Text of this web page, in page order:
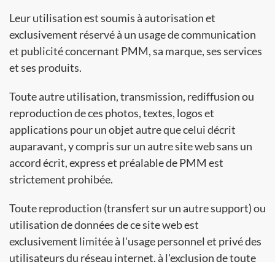
Leur utilisation est soumis à autorisation et
exclusivement réservé à un usage de communication
et publicité concernant PMM, sa marque, ses services
et ses produits.
Toute autre utilisation, transmission, rediffusion ou
reproduction de ces photos, textes, logos et
applications pour un objet autre que celui décrit
auparavant, y compris sur un autre site web sans un
accord écrit, express et préalable de PMM est
strictement prohibée.
Toute reproduction (transfert sur un autre support) ou
utilisation de données de ce site web est
exclusivement limitée à l'usage personnel et privé des
utilisateurs du réseau internet, à l'exclusion de toute